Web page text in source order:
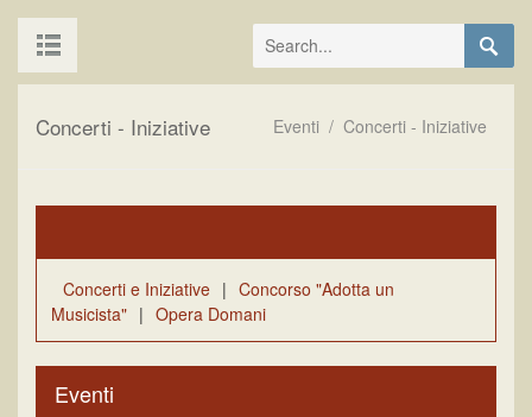
Concerti - Iniziative Eventi / Concerti - Iniziative
Concerti e Iniziative | Concorso "Adotta un
Musicista" | Opera Domani
Eventi